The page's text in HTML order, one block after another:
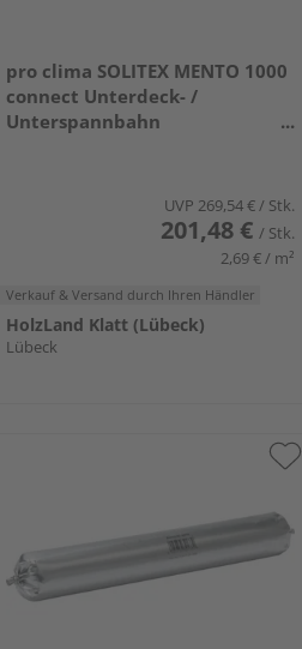
pro clima SOLITEX MENTO 1000
connect Unterdeck- /
Unterspannbahn
UVP 269,54 €/ Stk.
201,48 € / Stk.
2,69 € / m²
Verkauf & Versand durch Ihren Händler
HolzLand Klatt (Lübeck)
Lübeck